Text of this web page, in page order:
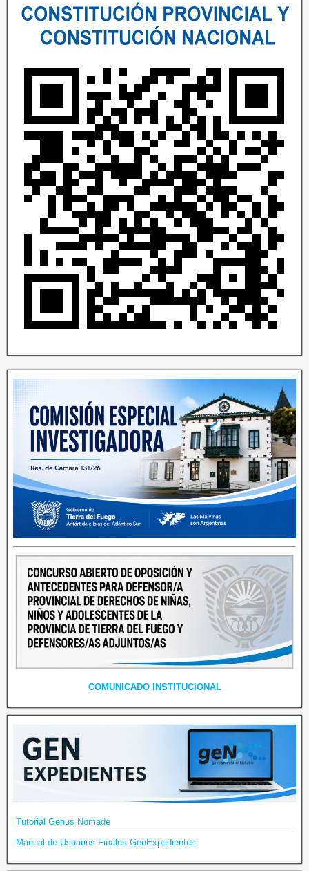
COMUNICADO INSTITUCIONAL
Tutorial Genus Nomade
Manual de Usuarios Finales GenExpedientes